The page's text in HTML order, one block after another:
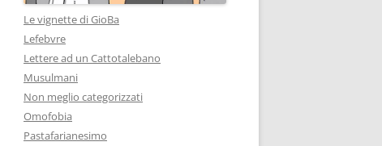
Le vignette di GioBa
Lefebvre
Lettere ad un Cattotalebano
Musulmani
Non meglio categorizzati
Omofobia
Pastafarianesimo